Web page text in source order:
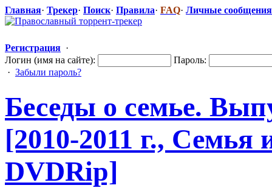
Главная· Трекер· Поиск· Правила· FAQ· Личные сообщения
Регистрация ·
Логин (имя на сайте):
Пароль:
· Забыли пароль?
Беседы о семье.
[2010-2011 г., Семья
DVDRip]